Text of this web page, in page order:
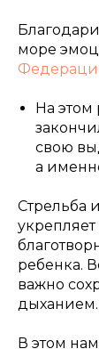
море
На этом
свою
а
Стрельба
укрепляет
ребенка.
важно
дыханием.
В этом